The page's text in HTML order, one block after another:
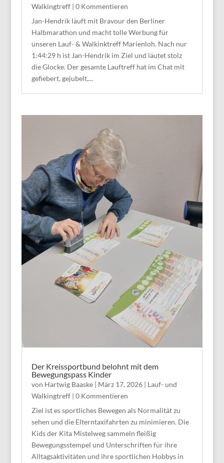
Walkingtreff| 0 Kommentieren
Jan-Hendrik läuft mit Bravour den Berliner
Halbmarathon und macht tolle Werbung für
unseren Lauf- & Walkinktreff Marienloh. Nach nur
1:44:29 h ist Jan-Hendrik im Ziel und läutet stolz
die Glocke. Der gesamte Lauftreff hat im Chat mit
gefiebert, gejubelt,...
Der Kreissportbund belohnt mit dem
Bewegungspass Kinder
von Hartwig Baaske| März 17, 2026| Lauf- und
Walkingtreff| 0 Kommentieren
Ziel ist es sportliches Bewegen als Normalität zu
sehen und die Elterntaxifahrten zu minimieren. Die
Kids der Kita Mistelweg sammeln fleißig
Bewegungsstempel und Unterschriften für ihre
Alltagsaktivitäten und ihre sportlichen Hobbys in